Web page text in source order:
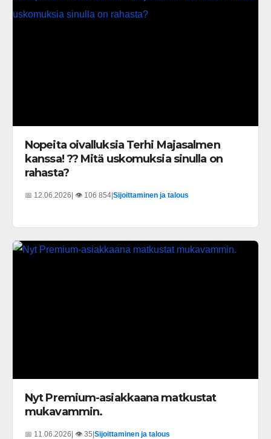
Nopeita oivalluksia Terhi Majasalmen
kanssa! ?? Mitä uskomuksia sinulla on
rahasta?
📅 12.06.2026| 👁️ 106 854|Sijoittaminen ja talous
Nyt Premium-asiakkaana matkustat
mukavammin.
📅 11.06.2026 | 👁️ 35 Sijoittaminen ja talous